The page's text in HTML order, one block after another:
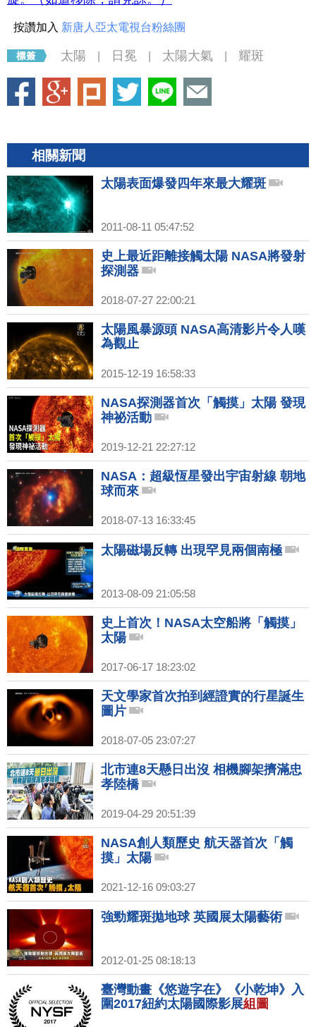
按讚加入 新唐人亞太電視台粉絲團
太陽 日冕 太陽大氣 耀斑
相關新聞
太陽表面爆發四年來最大耀斑
2011-08-11 05:47:52
史上最近距離接觸太陽 NASA將發射
探測器
2018-07-27 22:00:21
太陽風暴源頭 NASA高清影片令人嘆
為觀止
2015-12-19 16:58:33
NASA探測器首次「觸摸」太陽 發現
神祕活動
2019-12-21 22:27:12
NASA：超級恆星發出宇宙射線 朝地
球而來
2018-07-13 16:33:45
太陽磁場反轉 出現罕見兩個南極
2013-08-09 21:05:58
史上首次！NASA太空船將「觸摸」
太陽
2017-06-17 18:23:02
天文學家首次拍到經證實的行星誕生
圖片
2018-07-05 23:07:27
北市連8天懸日出沒 相機腳架擠滿忠
孝陸橋
2019-04-29 20:51:39
NASA創人類歷史 航天器首次「觸
摸」太陽
2021-12-16 09:03:27
強勁耀斑拋地球 英國展太陽藝術
2012-01-25 08:18:13
臺灣動畫《悠遊字在》《小乾坤》入
圍2017紐約太陽國際影展組圖